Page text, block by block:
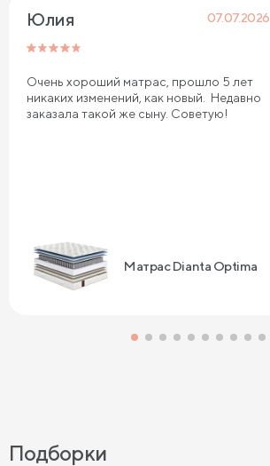
Юлия 07.07.2026
Очень хороший матрас, прошло 5 лет
никаких изменений, как новый. Недавно
заказала такой же сыну. Советую!
Матрас Dianta Optima
Подборки